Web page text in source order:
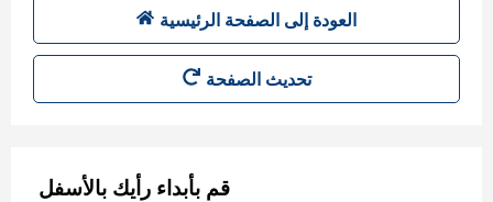
العودة إلى الصفحة الرئيسية
تحديث الصفحة
قم بأبداء رأيك بالأسفل